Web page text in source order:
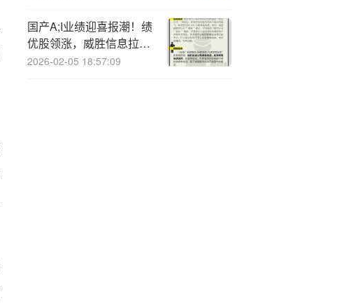
国产A;I业绩迎喜报潮！绩
优股领涨，威胜信息拉升
3%！科创人工智能
2026-02-05 18:57:09